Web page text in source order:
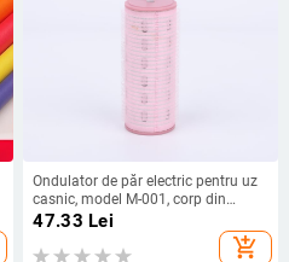
Ondulator de păr electric pentru uz
casnic, model M-001, corp din
plastic/rășină, 5V, 1.5W, potrivit
47.33 Lei
add_shopping_cart